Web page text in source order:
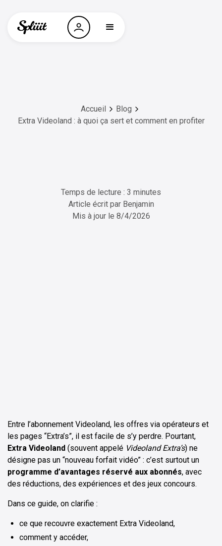
Accueil
Blog
Extra Videoland : à quoi ça sert et comment en profiter
Temps de lecture : 3 minutes
Article écrit par Benjamin
Mis à jour le 8/4/2026
Entre l’abonnement Videoland, les offres via opérateurs et
les pages “Extra’s”, il est facile de s’y perdre. Pourtant,
Extra Videoland (souvent appelé Videoland Extra’s) ne
désigne pas un “nouveau forfait vidéo” : c’est surtout un
programme d’avantages réservé aux abonnés, avec
des réductions, des expériences et des jeux concours.
Dans ce guide, on clarifie :
ce que recouvre exactement Extra Videoland,
comment y accéder,